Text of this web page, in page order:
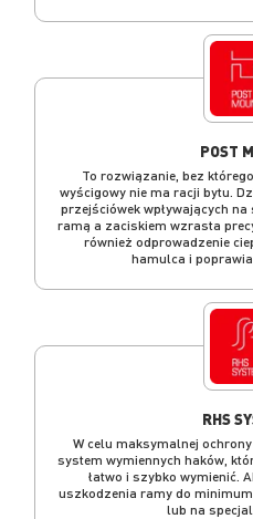
POST
To rozwiązanie, bez
wyścigowy nie ma racji bytu.
przejściówek wpływających
ramą a zaciskiem wzrasta
również odprowadzenie
hamulca i
RHS
W celu maksymalnej
system wymiennych haków,
łatwo i szybko wymienić.
uszkodzenia ramy do
lub na